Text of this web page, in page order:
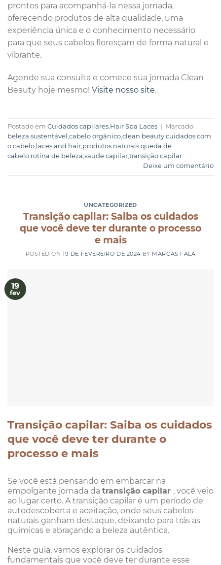
prontos para acompanhá-la nessa jornada,
oferecendo produtos de alta qualidade, uma
experiência única e o conhecimento necessário
para que seus cabelos floresçam de forma natural e
vibrante.
Agende sua consulta e comece sua jornada Clean
Beauty hoje mesmo! Visite nosso site.
Postado em Cuidados capilares Hair Spa Laces
Marcado
beleza sustentável cabelo orgânico clean beauty cuidados com
o cabelo laces and hair produtos naturais queda de
cabelo rotina de beleza saúde capilar transição capilar
Deixe um comentário
UNCATEGORIZED
Transição capilar: Saiba os cuidados
que você deve ter durante o processo
e mais
POSTED ON19 DE FEVEREIRO DE 2024 BY MARCAS FALA
19
fev
Transição capilar: Saiba os cuidados
que você deve ter durante o
processo e mais
Se você está pensando em embarcar na
empolgante jornada da transição capilar , você veio
ao lugar certo. A transição capilar é um período de
autodescoberta e aceitação, onde seus cabelos
naturais ganham destaque, deixando para trás as
químicas e abraçando a beleza autêntica.
Neste guia, vamos explorar os cuidados
fundamentais que você deve ter durante esse